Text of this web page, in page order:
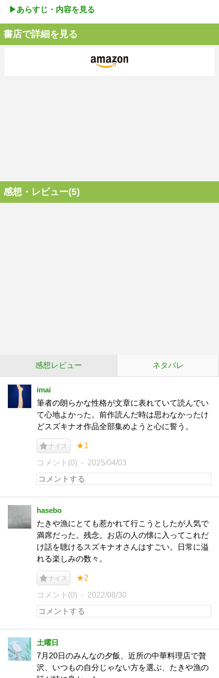
▶︎あらすじ・内容を見る
書店で詳細を見る
感想・レビュー(5)
感想レビュー ネタバレ
imai
筆者の朗らかな性格が文章に表れていて読んでい
て心地よかった。前作読んだ時は思わなかったけ
どスズキナオ作品全部集めようと心に誓う。
ナイス ★1
コメント(0) 2025/04/03
hasebo
たきや漁にとても惹かれて行こうとしたが人気で
満席だった。残念。お店の人の懐に入ってこれだ
け話を聴けるスズキナオさんはすごい。日常に溢
れる楽しみの数々。
ナイス ★2
コメント(0) 2022/08/30
土曜日
7月20日のみんなの夕飯、近所の中華料理店で贅
沢、いつもの自分じゃない方を選ぶ、たきや漁の